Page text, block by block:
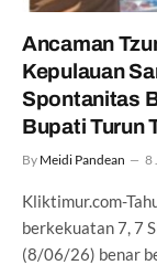
Ancaman
Kepulauan
Spontanitas
Bupati Turun
By Meidi Pandean 8
Kliktimur.com-
berkekuatan 7, 7
(8/06/26) benar